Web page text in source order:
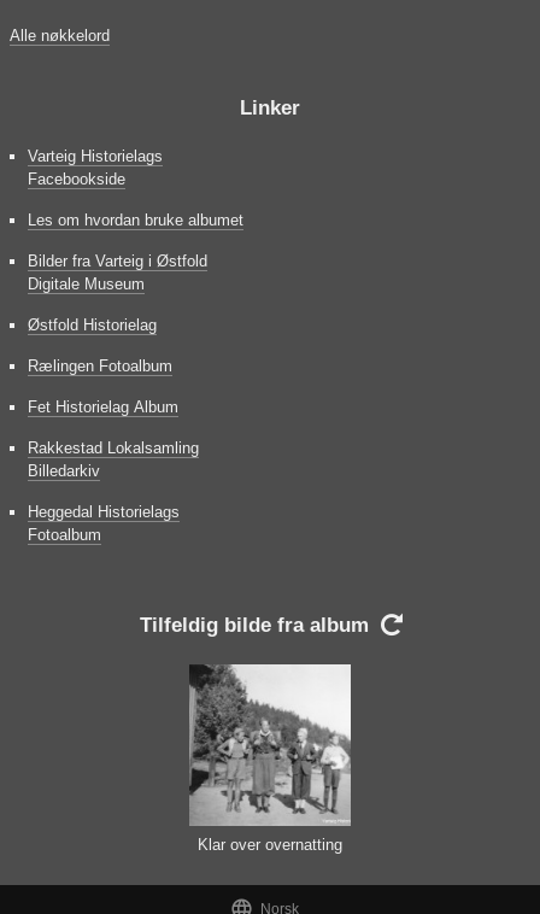
Alle nøkkelord
Linker
Varteig Historielags
Facebookside
Les om hvordan bruke albumet
Bilder fra Varteig i Østfold
Digitale Museum
Østfold Historielag
Rælingen Fotoalbum
Fet Historielag Album
Rakkestad Lokalsamling
Billedarkiv
Heggedal Historielags
Fotoalbum
Tilfeldig bilde fra album 
Klar over overnatting
 Norsk